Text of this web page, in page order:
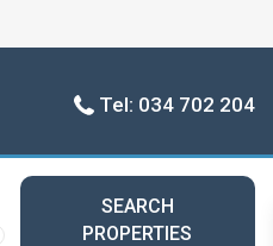
Tel: 034 702 204
SEARCH
PROPERTIES